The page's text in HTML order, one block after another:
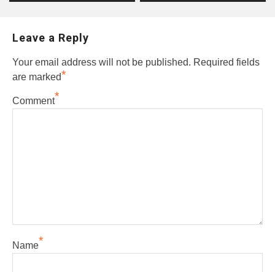
Leave a Reply
Your email address will not be published. Required fields
are marked*
Comment*
Name*